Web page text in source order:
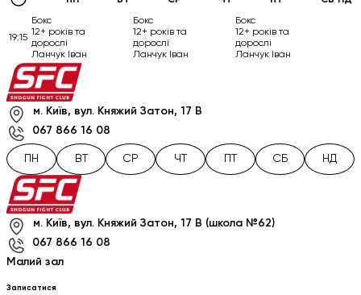
19:15
Бокс
12+ років та
дорослі
Ланчук Іван
Бокс
12+ років та
дорослі
Ланчук Іван
Бокс
12+ років та
дорослі
Ланчук Іван
м. Київ, вул. Княжий Затон, 17 В
067 866 16 08
ПН ВТ СР ЧТ СБ НД
м. Київ, вул. Княжий Затон, 17 В (школа №62)
067 866 16 08
Малий зал
Записатися